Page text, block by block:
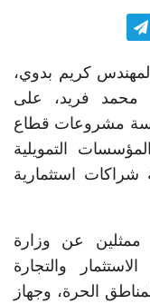
كريم بدوي،
محمد فريد، على
مشروعات قطاع
التمويلية
شراكات استثمارية
عن وزارة
والتجارة
الحرة، وجهاز